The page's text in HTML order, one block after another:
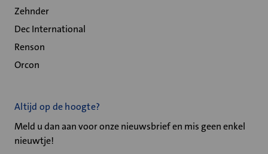
Zehnder
Dec International
Renson
Orcon
Altijd op de hoogte?
Meld u dan aan voor onze nieuwsbrief en mis geen enkel
nieuwtje!